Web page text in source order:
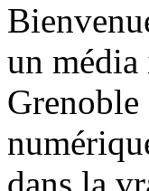
un
Grenoble